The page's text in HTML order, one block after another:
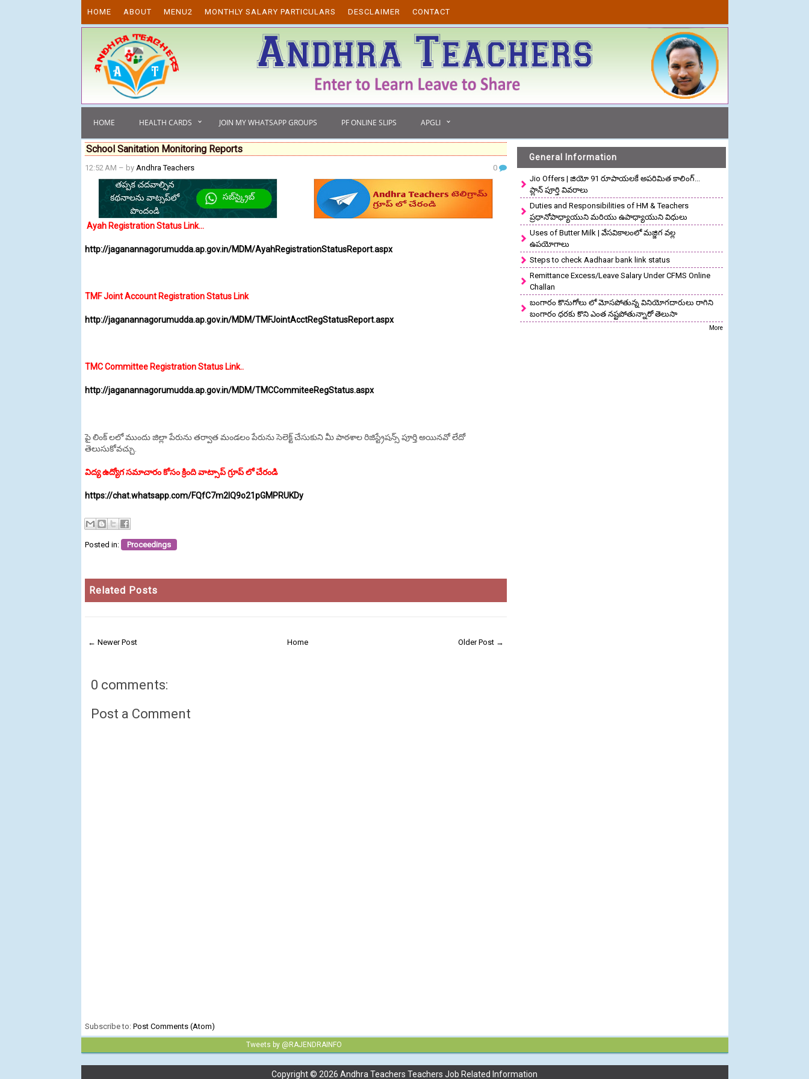
HOME ABOUT MENU2 MONTHLY SALARY PARTICULARS DESCLAIMER CONTACT
HOME HEALTH CARDS JOIN MY WHATSAPP GROUPS PF ONLINE SLIPS APGLI
School Sanitation Monitoring Reports
12:52 AM – by Andhra Teachers 0
Ayah Registration Status Link...
http://jaganannagorumudda.ap.gov.in/MDM/AyahRegistrationStatusReport.aspx
TMF Joint Account Registration Status Link
http://jaganannagorumudda.ap.gov.in/MDM/TMFJointAcctRegStatusReport.aspx
TMC Committee Registration Status Link..
http://jaganannagorumudda.ap.gov.in/MDM/TMCCommiteeRegStatus.aspx
పై లింక్ లలో ముందు జిల్లా పేరును తర్వాత మండలం పేరును సెలెక్ట్ చేసుకుని మీ పాఠశాల రిజిస్ట్రేషన్స్ పూర్తి అయినవో లేదో
తెలుసుకోవచ్చు.
విద్య ఉద్యోగ సమాచారం కోసం క్రింది వాట్సాప్ గ్రూప్ లో చేరండి
https://chat.whatsapp.com/FQfC7m2lQ9o21pGMPRUKDy
Posted in: Proceedings
Related Posts
← Newer Post Older Post →
Home
0 comments:
Post a Comment
Subscribe to: Post Comments (Atom)
General Information
Jio Offers | జియో 91 రూపాయలకే అపరిమిత కాలింగ్...
ప్లాన్ పూర్తి వివరాలు
Duties and Responsibilities of HM & Teachers
ప్రధానోపాధ్యాయుని మరియు ఉపాధ్యాయుని విధులు
Uses of Butter Milk | వేసవికాలంలో మజ్జిగ వల్ల
ఉపయోగాలు
Steps to check Aadhaar bank link status
Remittance Excess/Leave Salary Under CFMS Online
Challan
బంగారం కొనుగోలు లో మోసపోతున్న వినియోగదారులు రాగిని
బంగారం ధరకు కొని ఎంత నష్టపోతున్నారో తెలుసా
More
Tweets by @RAJENDRAINFO
Copyright © 2026 Andhra Teachers Teachers Job Related Information